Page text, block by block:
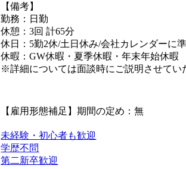
【備考】
勤務：日勤
休憩：3回 計65分
休日：5勤2休/土日休み/会社カレンダーに
休暇：GW休暇・夏季休暇・年末年始休暇
※詳細については面談時にご説明させてい
【雇用形態補足】期間の定め：無
未経験・初心者も歓迎
学歴不問
第二新卒歓迎